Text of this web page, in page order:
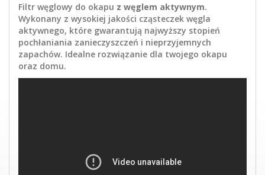
Filtr węglowy do okapu z węglem aktywnym.
Wykonany z wysokiej jakości cząsteczek węgla
aktywnego, które gwarantują najwyższy stopień
pochłaniania zanieczyszczeń i nieprzyjemnych
zapachów. Idealne rozwiązanie dla twojego okapu
oraz domu.